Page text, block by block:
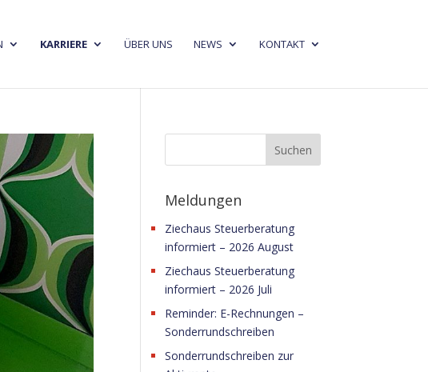
KARRIERE ÜBER UNS NEWS KONTAKT
Meldungen
Ziechaus Steuerberatung
informiert – 2026 August
Ziechaus Steuerberatung
informiert – 2026 Juli
Reminder: E-Rechnungen –
Sonderrundschreiben
Sonderrundschreiben zur